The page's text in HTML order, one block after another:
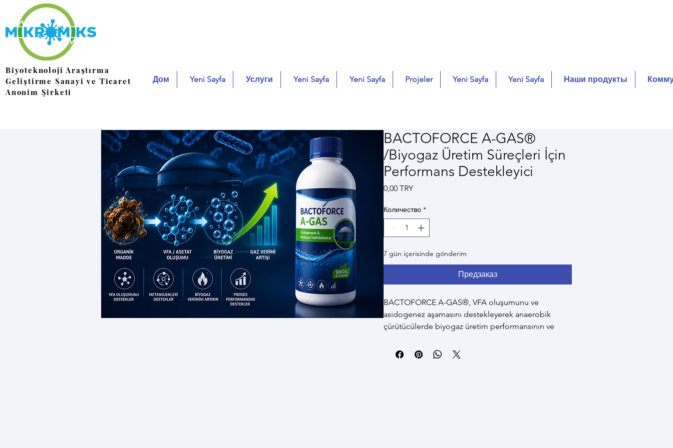
Biyoteknoloji Araştırma
Geliştirme Sanayi ve Ticaret
Anonim Şirketi
Дом Yeni Sayfa Услуги Yeni Sayfa Yeni Sayfa Projeler Yeni Sayfa Yeni Sayfa Наши продукты
BACTOFORCE A-GAS®
/Biyogaz Üretim Süreçleri İçin
Performans Destekleyici
0,00 TRYЦена
Количество *
7 gün içerisinde gönderim
Предзаказ
BACTOFORCE A-GAS®, VFA oluşumunu ve
asidogenez aşamasını destekleyerek anaerobik
çürütücülerde biyogaz üretim performansının ve